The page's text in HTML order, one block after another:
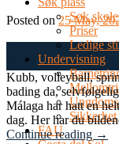
Søk
Priser
Ledige
Undervisning
Sikkerhet
FAU
Posted on25 May,
May
Kubb, volleyball,
bading da,
Málaga har hatt en
dag. Her har du
Continue reading →